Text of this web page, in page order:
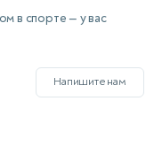
в спорте — у вас
Напишите нам